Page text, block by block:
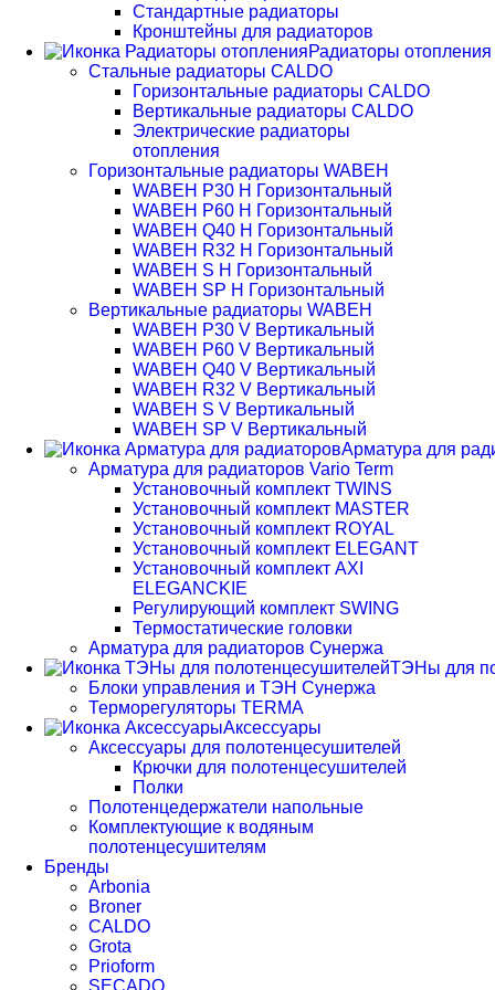
Стандартные радиаторы
Кронштейны для радиаторов
Радиаторы отопления
Стальные радиаторы CALDO
Горизонтальные радиаторы CALDO
Вертикальные радиаторы CALDO
Электрические радиаторы
отопления
Горизонтальные радиаторы WABEH
WABEH P30 H Горизонтальный
WABEH P60 H Горизонтальный
WABEH Q40 H Горизонтальный
WABEH R32 H Горизонтальный
WABEH S H Горизонтальный
WABEH SP H Горизонтальный
Вертикальные радиаторы WABEH
WABEH P30 V Вертикальный
WABEH P60 V Вертикальный
WABEH Q40 V Вертикальный
WABEH R32 V Вертикальный
WABEH S V Вертикальный
WABEH SP V Вертикальный
Арматура для
Арматура для радиаторов Vario Term
Установочный комплект TWINS
Установочный комплект MASTER
Установочный комплект ROYAL
Установочный комплект ELEGANT
Установочный комплект AXI
ELEGANCKIE
Регулирующий комплект SWING
Термостатические головки
Арматура для радиаторов Сунержа
ТЭНы для
Блоки управления и ТЭН Сунержа
Терморегуляторы TERMA
Аксессуары
Аксессуары для полотенцесушителей
Крючки для полотенцесушителей
Полки
Полотенцедержатели напольные
Комплектующие к водяным
полотенцесушителям
Бренды
Arbonia
Broner
CALDO
Grota
Prioform
SECADO